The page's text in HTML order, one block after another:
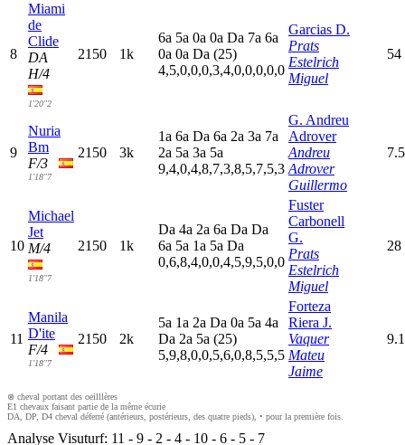
8
Miami
de
Clide
DA
H/4
1'20"2
2150 1k
6a 5a 0a 0a Da 7a 6a
0a 0a Da (25)
4,5,0,0,0,3,4,0,0,0,0,0
Garcias D.
Prats
Estelrich
Miguel
54
9
Nuria
Bm
F/3
1'18"7
2150 3k
1a 6a Da 6a 2a 3a 7a
2a 5a 3a 5a
9,4,0,4,8,7,3,8,5,7,5,3
G. Andreu
Adrover
Andreu
Adrover
Guillermo
7.5
10
Michael
Jet
M/4
1'18"7
2150 1k
Da 4a 2a 6a Da Da
6a 5a 1a 5a Da
0,6,8,4,0,0,4,5,9,5,0,0
Fuster
Carbonell
G.
Prats
Estelrich
Miguel
28
11
Manila
D'ite
F/4
1'18"7
2150 2k
5a 1a 2a Da 0a 5a 4a
Da 2a 5a (25)
5,9,8,0,0,5,6,0,8,5,5,5
Forteza
Riera J.
Vaquer
Mateu
Jaime
9.1
⊗ cheval portant des oeilllères
E1 chevaux faisant partie de la même écurie
DA, DP, D4 cheval déferré (antérieurs, postérieurs, des quatre pieds), • pour la première fois.
Analyse Visuturf: 11 - 9 - 2 - 4 - 10 - 6 - 5 - 7